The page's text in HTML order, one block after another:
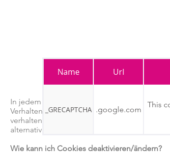
In jedem Fall können Benutzer ihre
Verhaltenswerbung“) über die Website
verhaltensbasierter Werbung auflistet. Über
alternativ ihre Präferenzen für jedes
Wie kann ich Cookies deaktivieren/ändern?
Name Url
_GRECAPTCHA .google.com
This